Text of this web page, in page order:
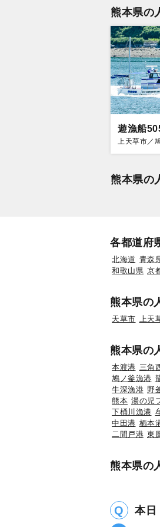
熊本県の
遊漁船
上天草市／
熊本県の
各都道府
北海道 青森
和歌山県 京
熊本県の
天草市 上天
熊本県の
本渡港 三角
鳩ノ釜漁港
牛深漁港 野
熊本 湯の児
下桶川漁港
中田港 栖本
二間戸港 東
熊本県の
本日